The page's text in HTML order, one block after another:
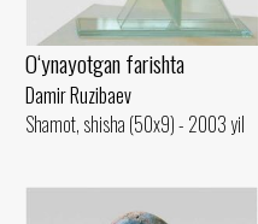
O‘ynayotgan farishta
Damir Ruzibaev
Shamot, shisha (50x9) - 2003 yil